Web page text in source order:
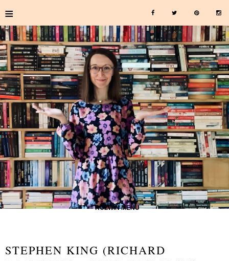
≡
≡ ROZWIŃ MENU
STEPHEN KING (RICHARD